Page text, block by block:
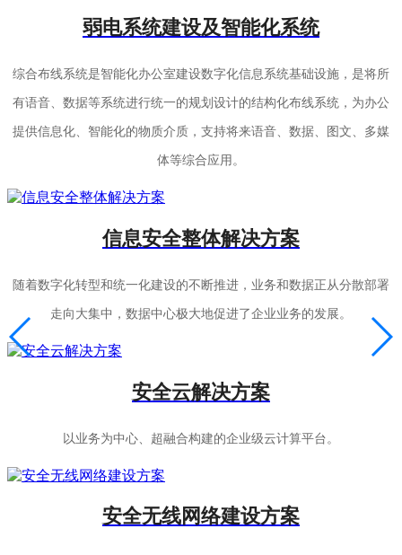
弱电系统建设及智能化系统
综合布线系统是智能化办公室建设数字化信息系统基础设施，是将所
有语音、数据等系统进行统一的规划设计的结构化布线系统，为办公
提供信息化、智能化的物质介质，支持将来语音、数据、图文、多媒
体等综合应用。
信息安全整体解决方案
随着数字化转型和统一化建设的不断推进，业务和数据正从分散部署
走向大集中，数据中心极大地促进了企业业务的发展。
安全云解决方案
以业务为中心、超融合构建的企业级云计算平台。
安全无线网络建设方案